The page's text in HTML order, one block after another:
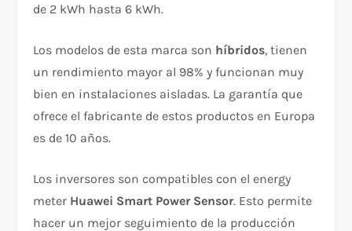
de 2 kWh hasta 6 kWh.
Los modelos de esta marca son híbridos, tienen
un rendimiento mayor al 98% y funcionan muy
bien en instalaciones aisladas. La garantía que
ofrece el fabricante de estos productos en Europa
es de 10 años.
Los inversores son compatibles con el energy
meter Huawei Smart Power Sensor. Esto permite
hacer un mejor seguimiento de la producción